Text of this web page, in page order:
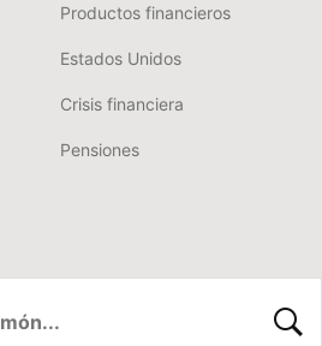
Productos financieros
Estados Unidos
Crisis financiera
Pensiones